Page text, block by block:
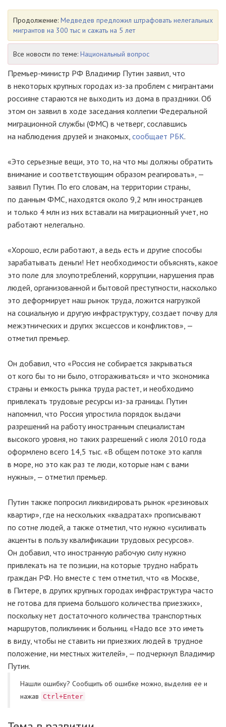
Продолжение: Медведев предложил штрафовать нелегальных
мигрантов на 300 тыс и сажать на 5 лет
Все новости по теме: Национальный вопрос
Премьер-министр РФ Владимир Путин заявил, что
в некоторых крупных городах из-за проблем с мигрантами
россияне стараются не выходить из дома в праздники. Об
этом он заявил в ходе заседания коллегии Федеральной
миграционной службы (ФМС) в четверг, сославшись
на наблюдения друзей и знакомых, сообщает РБК.
«Это серьезные вещи, это то, на что мы должны обратить
внимание и соответствующим образом реагировать», —
заявил Путин. По его словам, на территории страны,
по данным ФМС, находятся около 9,2 млн иностранцев
и только 4 млн из них вставали на миграционный учет, но
работают нелегально.
«Хорошо, если работают, а ведь есть и другие способы
зарабатывать деньги! Нет необходимости объяснять, какое
это поле для злоупотреблений, коррупции, нарушения прав
людей, организованной и бытовой преступности, насколько
это деформирует наш рынок труда, ложится нагрузкой
на социальную и другую инфраструктуру, создает почву для
межэтнических и других эксцессов и конфликтов», —
отметил премьер.
Он добавил, что «Россия не собирается закрываться
от кого бы то ни было, отгораживаться» и что экономика
страны и емкость рынка труда растет, и необходимо
привлекать трудовые ресурсы из-за границы. Путин
напомнил, что Россия упростила порядок выдачи
разрешений на работу иностранным специалистам
высокого уровня, но таких разрешений с июля 2010 года
оформлено всего 14,5 тыс. «В общем потоке это капля
в море, но это как раз те люди, которые нам с вами
нужны», — отметил премьер.
Путин также попросил ликвидировать рынок «резиновых
квартир», где на нескольких «квадратах» прописывают
по сотне людей, а также отметил, что нужно «усиливать
акценты в пользу квалификации трудовых ресурсов».
Он добавил, что иностранную рабочую силу нужно
привлекать на те позиции, на которые трудно набрать
граждан РФ. Но вместе с тем отметил, что «в Москве,
в Питере, в других крупных городах инфраструктура часто
не готова для приема большого количества приезжих»,
поскольку нет достаточного количества транспортных
маршрутов, поликлиник и больниц. «Надо все это иметь
в виду, чтобы не ставить ни приезжих людей в трудное
положение, ни местных жителей», — подчеркнул Владимир
Путин.
Нашли ошибку? Cообщить об ошибке можно, выделив ее и
нажав
Ctrl+Enter